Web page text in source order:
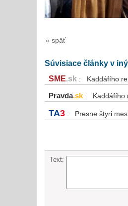
« späť
Súvisiace články v
SME.sk : Kaddáfího
Pravda.sk : Kaddáfího
TA3 : Presne štyri
Text: